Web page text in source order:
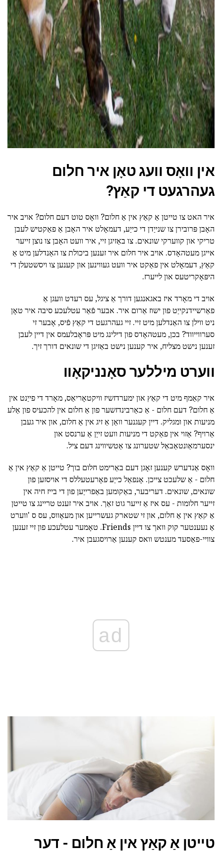
אין וואָס וועג טאָן איר חלום
געהרגעט די קאַץ?
איר האט צו טייטן אַ קאַץ אין אַ חלום? וואָס טוט דעם חלום? אויב איר
האָבן פּרובירן צו שנייַדן די כייַע, דעמאָלט איר האָבן אַ פאַקטיש לעבן
טריקי און קווערקי שונאים. צו באַזיגן זיי, איר וועט האָבן צו נוצן זייער
אייגן מעטהאָדס. אויב איר חלום איר זענען ביכולת צו האַנדלען מיט אַ
קאַץ, דעמאָלט אין פאַקט איר וועט געווינען און קענען צו ויסשטעלן די
היפּאָקריטעס און לייערז.
אויב די מאָרד איז באגאנגען דורך אַ ציגל, עס רעדט וועגן אַ
פאַרשיידנקייַט פון ישוז אַרום איר. אבער פֿאַר עטלעכע סיבה איר טאָן
ניט ווילן צו האַנדלען מיט זיי. זיי געהרגעט די קאַץ פֿיס, אָבער זי
סערווייווד? בכן, מעטהאָדס פון דילינג מיט פּראָבלעמס אין דיין לעבן
זענען נישט מצליח, איר קענען נישט באַזיגן די שונאים דורך זיך.
ווערט מיללער סאָנניקאָוו
איר קאַמף מיט די קאַץ און ימערדזשיז וויקטאָריאַס, מאָרד די פייַנט אין
אַ חלום? דעם חלום - אַ כאַרבינדזשער פון אַ חלום אין להכעיס פון אַלע
מניעות און ומגליק. דיין קעגנער וואַן אַ זיג אין אַ חלום, און איר געבן
אַרויף? אַזוי אין פאַקט די מניעות וועט זייַן אַ ערנסט און
ינסערמאַונטאַבאַל שטערונג צו אַטשיווינג דעם ציל.
וואָס אַנדערש קענען זאָגן דעם באַרימט חלום בוך? טייטן אַ קאַץ אין אַ
חלום - אַ שלעכט צייכן. אָנפאַל כייַע פאָרעטעללס די אויסזען פון
שונאים, שונאים. דעריבער, באַקומען באַפרייַען פון די בייז חיה אין
זייער חלומות - עס איז אַ זייער גוט זאַך. אויב איר זענט טריינג צו טייטן
אַ קאַץ אין אַ חלום, און זי שטארק געשרייען און מעאָווס, עס ס 'ווערט
אַ נעענטער קוק וואך צו דיין Friends. טאָמער עטלעכע פון זיי זענען
צוויי-פאַסעד מענטש וואס קענען אַרויסגעבן איר.
ad
טייטן אַ קאַץ אין אַ חלום - דער